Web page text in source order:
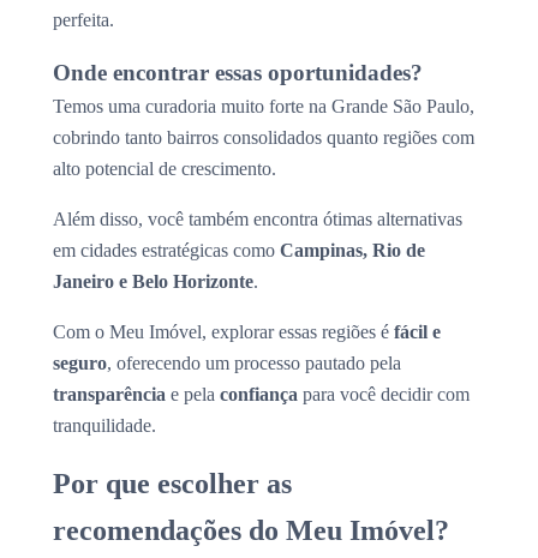
perfeita.
Onde encontrar essas oportunidades?
Temos uma curadoria muito forte na Grande São Paulo,
cobrindo tanto bairros consolidados quanto regiões com
alto potencial de crescimento.
Além disso, você também encontra ótimas alternativas
em cidades estratégicas como Campinas, Rio de
Janeiro e Belo Horizonte.
Com o Meu Imóvel, explorar essas regiões é fácil e
seguro, oferecendo um processo pautado pela
transparência e pela confiança para você decidir com
tranquilidade.
Por que escolher as
recomendações do Meu Imóvel?